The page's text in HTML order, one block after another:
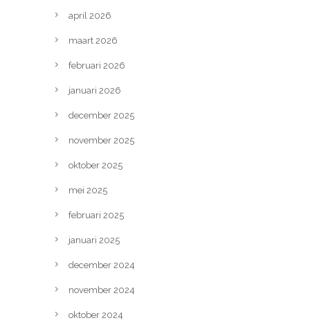
april 2026
maart 2026
februari 2026
januari 2026
december 2025
november 2025
oktober 2025
mei 2025
februari 2025
januari 2025
december 2024
november 2024
oktober 2024